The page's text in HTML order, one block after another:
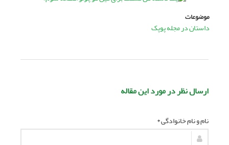
موضوعات
داستان در مجله پوپک
ارسال نظر در مورد این مقاله
نام و نام خانوادگی *